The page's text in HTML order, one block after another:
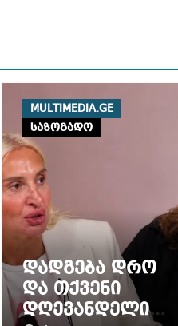
MULTIMEDIA.GE
საზოგადო
დადგება დრო
და თქვენი
დღევანდელი